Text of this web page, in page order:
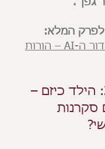
גפן".
לפרק המלא:
פרק פיילוט: דור ה-AI – הורות
🚀 מדריך 2: הילד כיזם –
סקרנות